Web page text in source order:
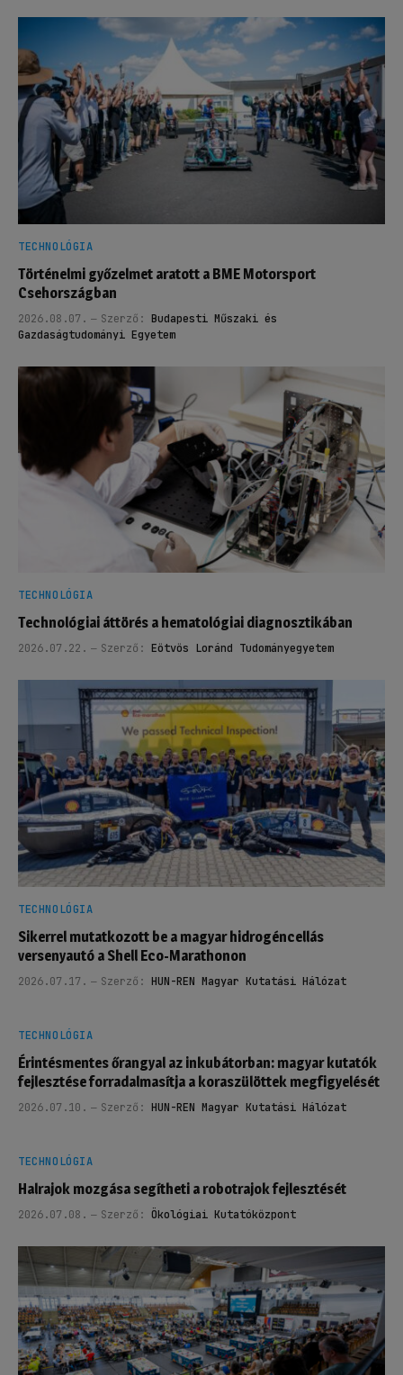
TECHNOLÓGIA
Történelmi győzelmet aratott a BME Motorsport
Csehországban
2026.08.07. Szerző: Budapesti Műszaki és
Gazdaságtudományi Egyetem
TECHNOLÓGIA
Technológiai áttörés a hematológiai diagnosztikában
2026.07.22. Szerző: Eötvös Loránd Tudományegyetem
TECHNOLÓGIA
Sikerrel mutatkozott be a magyar hidrogéncellás
versenyautó a Shell Eco-Marathonon
2026.07.17. Szerző: HUN-REN Magyar Kutatási Hálózat
TECHNOLÓGIA
Érintésmentes őrangyal az inkubátorban: magyar kutatók
fejlesztése forradalmasítja a koraszülöttek megfigyelését
2026.07.10. Szerző: HUN-REN Magyar Kutatási Hálózat
TECHNOLÓGIA
Halrajok mozgása segítheti a robotrajok fejlesztését
2026.07.08. Szerző: Ökológiai Kutatóközpont